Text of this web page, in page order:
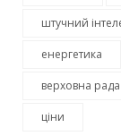
штучний
енергетика
верховна рада
ціни